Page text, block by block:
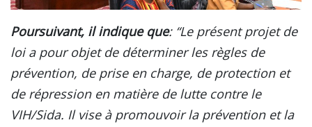
Poursuivant, il indique que: “Le présent projet de
loi a pour objet de déterminer les règles de
prévention, de prise en charge, de protection et
de répression en matière de lutte contre le
VIH/Sida. Il vise à promouvoir la prévention et la